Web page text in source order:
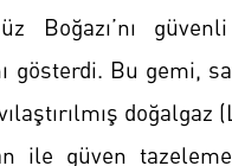
Boğazı’nı
gösterdi. Bu gemi,
ile güven